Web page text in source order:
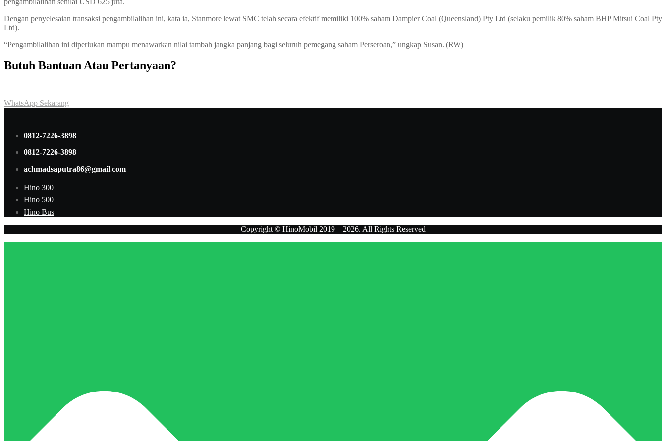
pengambilalihan senilai USD 625 juta.
Dengan penyelesaian transaksi pengambilalihan ini, kata ia, Stanmore lewat SMC telah secara efektif memiliki 100% saham Dampier Coal (Queensland) Pty Ltd (selaku pemilik 80% saham BHP Mitsui Coal Pty
Ltd).
“Pengambilalihan ini diperlukan mampu menawarkan nilai tambah jangka panjang bagi seluruh pemegang saham Perseroan,” ungkap Susan. (RW)
Butuh Bantuan Atau Pertanyaan?
WhatsApp Sekarang
0812-7226-3898
0812-7226-3898
achmadsaputra86@gmail.com
Hino 300
Hino 500
Hino Bus
Copyright © HinoMobil 2019 – 2026. All Rights Reserved